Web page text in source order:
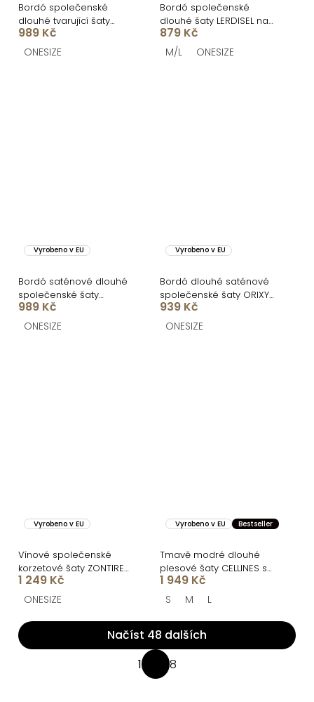
Bordó společenské
dlouhé tvarující šaty
SYVONA s rozparkem
989 Kč
ONESIZE
Bordó společenské
dlouhé šaty LERDISEL na
ramínka
879 Kč
M/L ONESIZE
Vyrobeno v EU
Bordó saténové dlouhé
společenské šaty
CELESTIA s vlečkou
989 Kč
ONESIZE
Vyrobeno v EU
Bordó dlouhé saténové
společenské šaty ORIXY
s výstřihem
939 Kč
ONESIZE
Vyrobeno v EU
Vínové společenské
korzetové šaty ZONTIRE
bez ramínek
1 249 Kč
ONESIZE
Vyrobeno v EU Bestseller
Tmavě modré dlouhé
plesové šaty CELLINES se
šněrováním
1 949 Kč
S M L
O
v
Načíst 48 dalších
1 8